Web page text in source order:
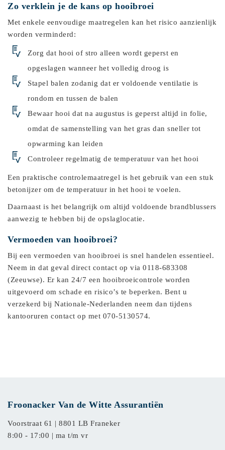
Zo verklein je de kans op hooibroei
Met enkele eenvoudige maatregelen kan het risico aanzienlijk
worden verminderd:
Zorg dat hooi of stro alleen wordt geperst en
opgeslagen wanneer het volledig droog is
Stapel balen zodanig dat er voldoende ventilatie is
rondom en tussen de balen
Bewaar hooi dat na augustus is geperst altijd in folie,
omdat de samenstelling van het gras dan sneller tot
opwarming kan leiden
Controleer regelmatig de temperatuur van het hooi
Een praktische controlemaatregel is het gebruik van een stuk
betonijzer om de temperatuur in het hooi te voelen.
Daarnaast is het belangrijk om altijd voldoende brandblussers
aanwezig te hebben bij de opslaglocatie.
Vermoeden van hooibroei?
Bij een vermoeden van hooibroei is snel handelen essentieel.
Neem in dat geval direct contact op via 0118-683308
(Zeeuwse). Er kan 24/7 een hooibroeicontrole worden
uitgevoerd om schade en risico’s te beperken. Bent u
verzekerd bij Nationale-Nederlanden neem dan tijdens
kantooruren contact op met 070-5130574.
Froonacker Van de Witte Assurantiën
Voorstraat 61 | 8801 LB Franeker
8:00 - 17:00 | ma t/m vr